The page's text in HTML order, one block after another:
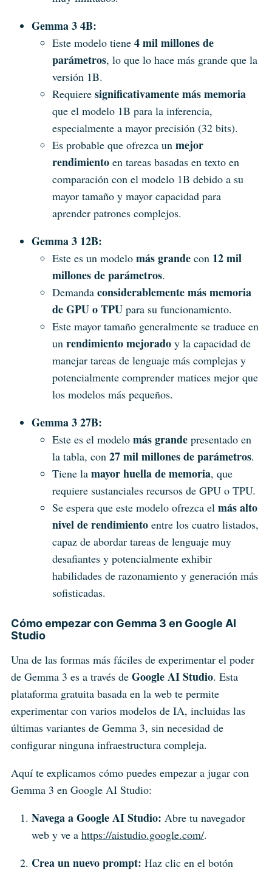
Gemma 3 4B:
Este modelo tiene4 mil millones de
parámetros, lo que lo hace más grande que la
versión 1B.
Requieresignificativamente más memoria
que el modelo 1B para la inferencia,
especialmente a mayor precisión (32 bits).
Es probable que ofrezca unmejor
rendimiento en tareas basadas en texto en
comparación con el modelo 1B debido a su
mayor tamaño y mayor capacidad para
aprender patrones complejos.
Gemma 3 12B:
Este es un modelomás grande con 12 mil
millones de parámetros.
Demandaconsiderablemente más memoria
de GPU o TPU para su funcionamiento.
Este mayor tamaño generalmente se traduce en
unrendimiento mejorado y la capacidad de
manejar tareas de lenguaje más complejas y
potencialmente comprender matices mejor que
los modelos más pequeños.
Gemma 3 27B:
Este es el modelomás grande presentado en
la tabla, con27 mil millones de parámetros.
Tiene lamayor huella de memoria, que
requiere sustanciales recursos de GPU o TPU.
Se espera que este modelo ofrezca elmás alto
nivel de rendimiento entre los cuatro listados,
capaz de abordar tareas de lenguaje muy
desafiantes y potencialmente exhibir
habilidades de razonamiento y generación más
sofisticadas.
Cómo empezar con Gemma 3 en Google AI
Studio
Una de las formas más fáciles de experimentar el poder
de Gemma 3 es a través de Google AI Studio. Esta
plataforma gratuita basada en la web te permite
experimentar con varios modelos de IA, incluidas las
últimas variantes de Gemma 3, sin necesidad de
configurar ninguna infraestructura compleja.
Aquí te explicamos cómo puedes empezar a jugar con
Gemma 3 en Google AI Studio:
Navega a Google AI Studio: Abre tu navegador
web y ve ahttps://aistudio.google.com/.
Crea un nuevo prompt: Haz clic en el botón